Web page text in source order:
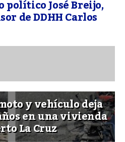
político José Breijo,
de DDHH Carlos
y vehículo deja
en una vivienda
La Cruz